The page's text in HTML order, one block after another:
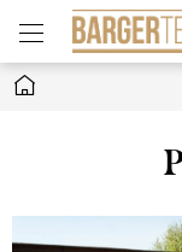
Inhalt
springen
Startseite